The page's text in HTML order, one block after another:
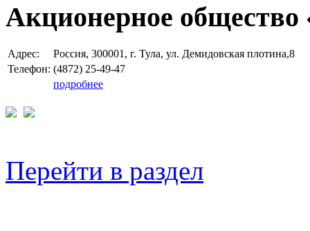
Акционерное общество
Адрес:
Россия, 300001, г. Тула, ул. Демидовская плотина,8
Телефон: (4872) 25-49-47
подробнее
Перейти в раздел